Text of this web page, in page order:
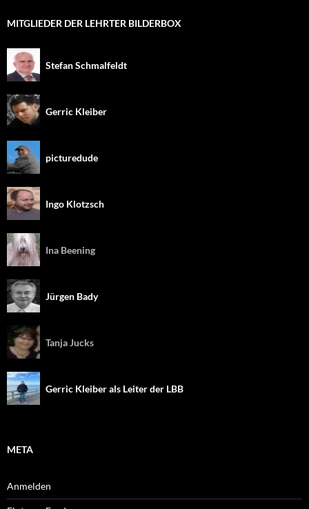
MITGLIEDER DER LEHRTER BILDERBOX
Stefan Schmalfeldt
Gerric Kleiber
picturedude
Ingo Klotzsch
Ina Beening
Jürgen Bady
Tanja Jucks
Gerric Kleiber als Leiter der LBB
META
Anmelden